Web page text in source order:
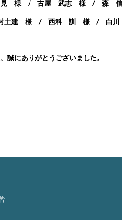
一見 様 / 古屋 武志 様 /
土建 様 / 西科 訓 様 / 白
誠にありがとうございました。